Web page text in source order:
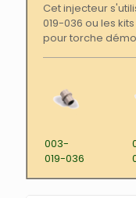
Cet injecteur
019-036 ou les
pour torche
003-
019-036